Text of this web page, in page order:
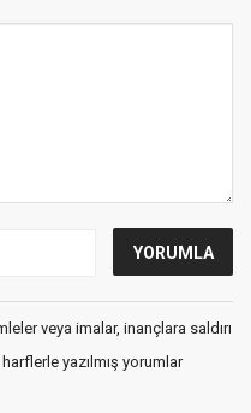
veya imalar, inançlara saldırı
yazılmış yorumlar